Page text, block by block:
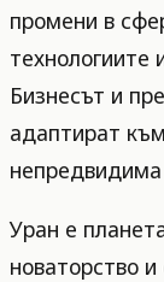
промени в
технологиите
Бизнесът и
адаптират
Уран е
новаторство